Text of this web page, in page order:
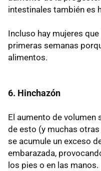
intestinales también es
Incluso hay mujeres
primeras semanas
alimentos.
6. Hinchazón
El aumento de volumen
de esto (y muchas
se acumule un exceso
embarazada,
los pies o en las manos.